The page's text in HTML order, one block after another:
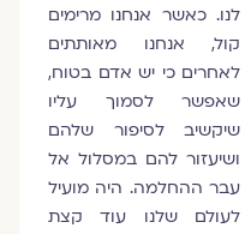
לנו. כאשר אנחנו מרימים
קול, אנחנו מאותתים
לאחרים כי יש אדם בטוח,
שאפשר לסמוך עליו
שיקשיב לסיפור שלהם
ושיעזור להם במסלול אל
עבר ההחלמה. היה מועיל
לעולם שלנו עוד קצת